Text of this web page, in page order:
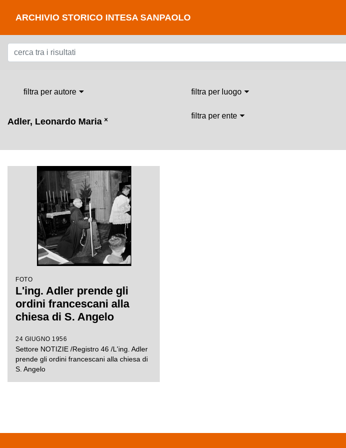
ARCHIVIO STORICO INTESA SANPAOLO
filtra per autore filtra per luogo
Adler, Leonardo Maria ˟
filtra per ente
FOTO
L'ing. Adler prende gli
ordini francescani alla
chiesa di S. Angelo
24 GIUGNO 1956
Settore NOTIZIE /Registro 46 /L'ing. Adler
prende gli ordini francescani alla chiesa di
S. Angelo